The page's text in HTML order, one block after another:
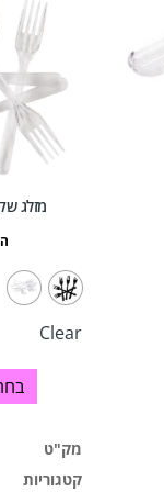
מזלג
Clear
מק"ט
קטגוריות